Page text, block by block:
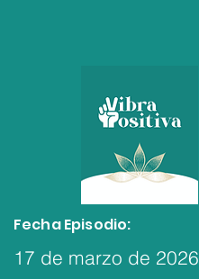
Fecha Episodio:
17 de marzo de 2026